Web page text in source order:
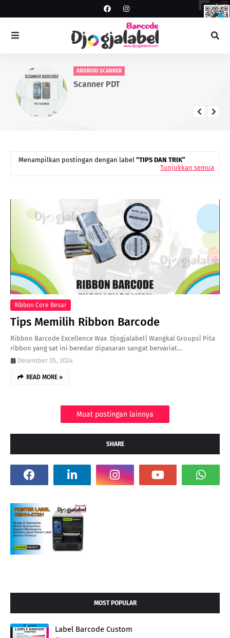
ANDROID SCANNER
Scanner PDT
Menampilkan postingan dengan label TIPS DAN TRIK
Tunjukkan semua
Ribbon Core Besar
Tips Memilih Ribbon Barcode
Ribbon Barcode Excellence Wax Djogjalabel| Wangkal Groups| Pita
ribbon yang sat ini beredar dipasaran sangat bervariat…
Desember 05, 2024
READ MORE »
Muat postingan lainnya
SHARE
MOST POPULAR
Label Barcode Custom